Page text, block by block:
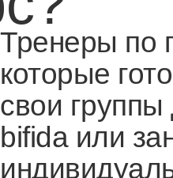
Тренеры по
которые
свои
bifida или